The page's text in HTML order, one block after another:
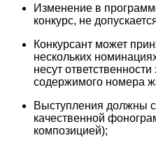
Изменение в
конкурс, не
Конкурсант может
нескольких
несут
содержимого номера
Выступления должны
качественной
композицией);